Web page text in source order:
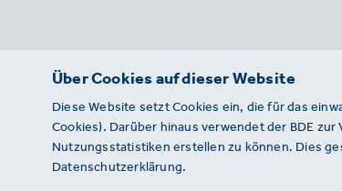
Über Cookies auf dieser Website
Diese Website setzt Cookies ein, die für das
Cookies). Darüber hinaus verwendet der BDE
Nutzungsstatistiken erstellen zu können. Dies
Datenschutzerklärung.